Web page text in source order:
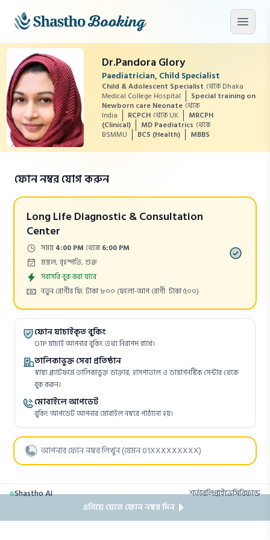
মেনু
Dr.Pandora Glory
Paediatrician, Child Specialist
Child & Adolescent Specialist থেকে Dhaka
Medical College Hospital
Special training on
Newborn care Neonate থেকে
India
RCPCH থেকে UK
MRCPH
(Clinical)
MD Paediatrics থেকে
BSMMU
BCS (Health) MBBS
ফোন নম্বর যোগ করুন
Long Life Diagnostic & Consultation
Center
Time:সময়4:00 PM থেকে6:00 PM
Days:মঙ্গল, বৃহস্পতি, শুক্র
Appointment
সরাসরি বুক করা যাবে
Cost:নতুন রোগীর ফি: টাকা ৮০০ (ফলো-আপ রোগী: টাকা ৫০০)
ফোন যাচাইকৃত বুকিং
OTP যাচাই আপনার বুকিং তথ্য নিরাপদ রাখে।
তালিকাভুক্ত সেবা প্রতিষ্ঠান
স্বাস্থ্য প্ল্যাটফর্মে তালিকাভুক্ত ডাক্তার, হাসপাতাল ও ডায়াগনস্টিক সেন্টার থেকে
বুক করুন।
মোবাইলে আপডেট
বুকিং আপডেট আপনার মোবাইল নম্বরে পাঠানো হয়।
এগিয়ে যেতে ফোন নম্বর দিন
Shastho AI শর্তাবলিপ্রাইভেসিরিফান্ড